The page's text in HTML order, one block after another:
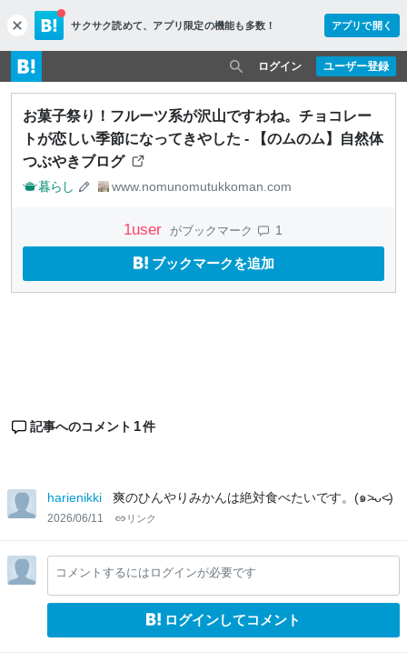
c
l
o
s
e
サクサク読めて、 アプリ限定の機能も多数！ アプリで開く
ユーザー登録
ログイン
お菓子祭り！フルーツ系が沢山ですわね。チョコレー
トが恋しい季節になってきやした - 【のムのム】自然体
つぶやきブログ
暮らし www.nomunomutukkoman.com
1user がブックマーク 1
ブックマークを追加
記事へのコメント 1件
harienikki 爽のひんやりみかんは絶対食べたいです。(๑˃̵ᴗ˂̵)
2026/06/11 リンク
コメントするにはログインが必要です
ログインしてコメント